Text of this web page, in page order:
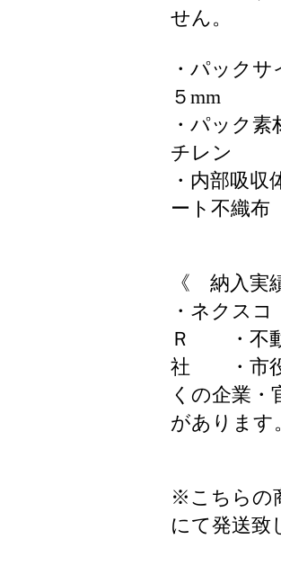
せん。
・パック
５mm
・パック
チレン
・内部吸
ート不織布
《 納入
・ネク
Ｒ ・不
社 ・市
くの企業・
があります
※こちらの
にて発送致